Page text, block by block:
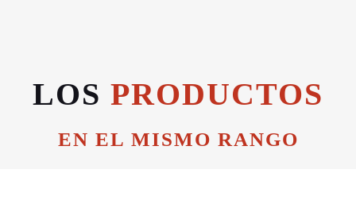
LOS PRODUCTOS
EN EL MISMO RANGO